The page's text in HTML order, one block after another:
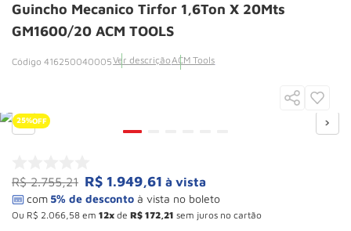
Guincho Mecanico Tirfor 1,6Ton X 20Mts
GM1600/20 ACM TOOLS
416250040005Ver descriçãoACM Tools
25%OFF
R$ 2.755,21 R$ 1.949,61 à vista
Ou R$ 2.066 58 em 12 de R$ 172 21 sem juros no cartão
3 Macaco Hidraulico
7º Macaco
9º Rodizio
10º Paleteira